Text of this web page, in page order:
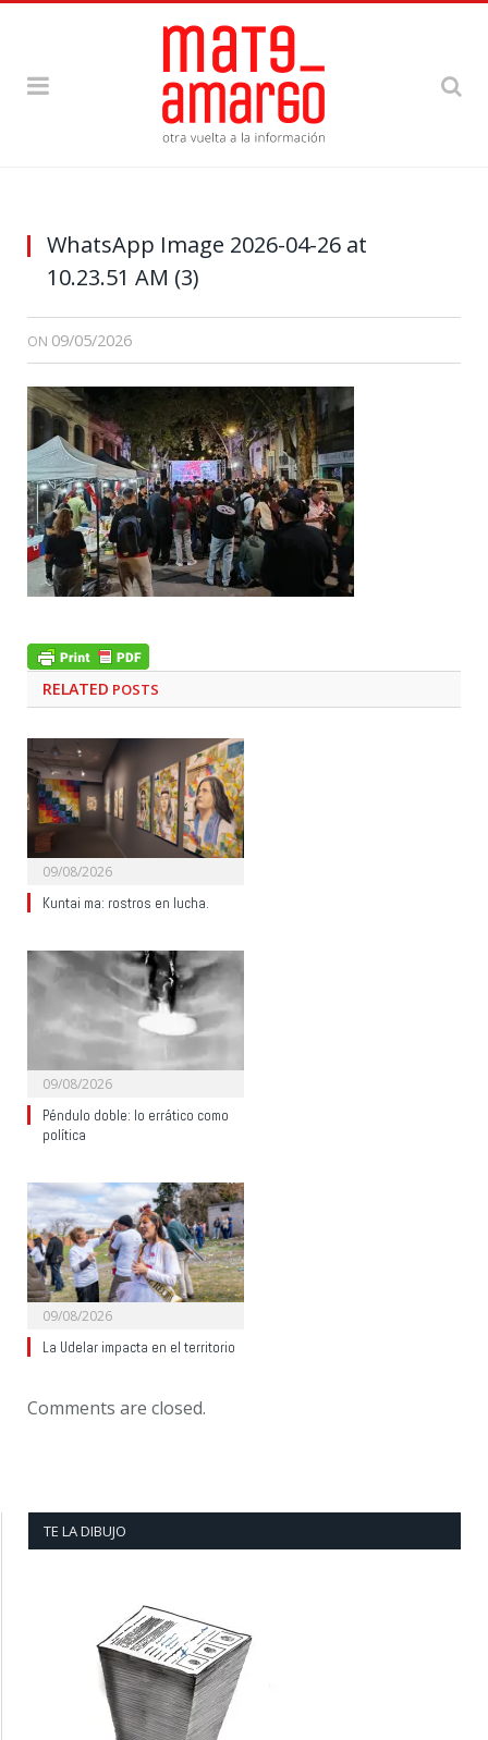
WhatsApp Image 2026-04-26 at
10.23.51 AM (3)
ON 09/05/2026
RELATED POSTS
09/08/2026
Kuntai ma: rostros en lucha.
09/08/2026
Péndulo doble: lo errático como
política
09/08/2026
La Udelar impacta en el territorio
Comments are closed.
TE LA DIBUJO